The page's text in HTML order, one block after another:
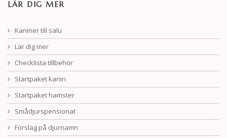
LÄR DIG MER
Kaniner till salu
Lär dig mer
Checklista tillbehör
Startpaket kanin
Startpaket hamster
Smådjurspensionat
Förslag på djurnamn